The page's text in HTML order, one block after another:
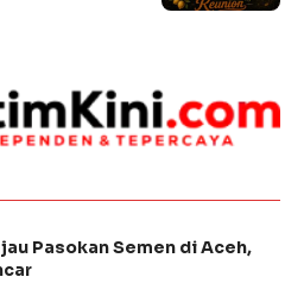
Pasokan Semen di Aceh,